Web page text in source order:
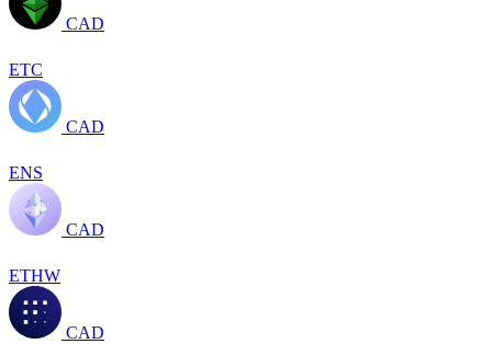
CAD
ETC
CAD
ENS
CAD
ETHW
CAD